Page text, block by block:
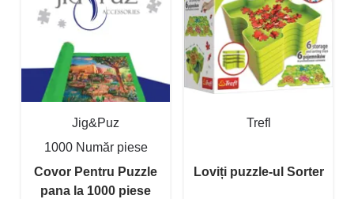
Jig&Puz
1000 Număr piese
Covor Pentru Puzzle
pana la 1000 piese
Trefl
Loviți puzzle-ul Sorter